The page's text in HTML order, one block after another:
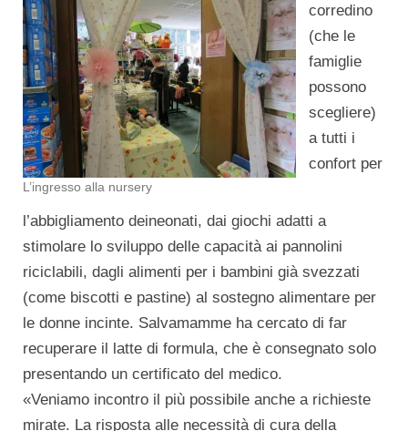
L’ingresso alla nursery
corredino
(che le
famiglie
possono
scegliere)
a tutti i
confort per
l’abbigliamento deineonati, dai giochi adatti a
stimolare lo sviluppo delle capacità ai pannolini
riciclabili, dagli alimenti per i bambini già svezzati
(come biscotti e pastine) al sostegno alimentare per
le donne incinte. Salvamamme ha cercato di far
recuperare il latte di formula, che è consegnato solo
presentando un certificato del medico.
«Veniamo incontro il più possibile anche a richieste
mirate. La risposta alle necessità di cura della